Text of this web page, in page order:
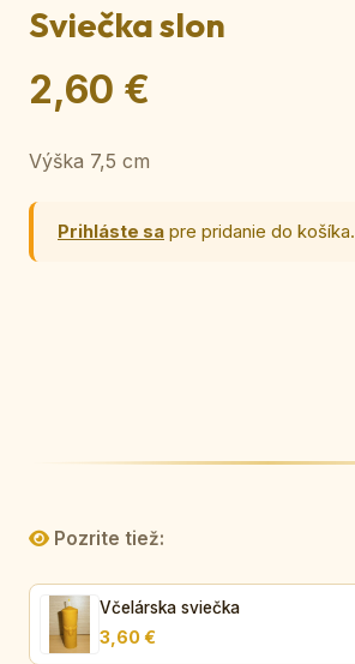
Sviečka slon
2,60 €
Výška 7,5 cm
Prihláste sa pre pridanie do košíka.
Pozrite tiež:
Včelárska sviečka
3,60 €